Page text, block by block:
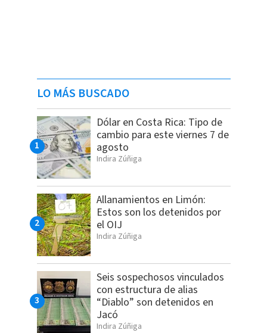
LO MÁS BUSCADO
Dólar en Costa Rica: Tipo de
cambio para este viernes 7 de
agosto
Indira Zúñiga
Allanamientos en Limón:
Estos son los detenidos por
el OIJ
Indira Zúñiga
Seis sospechosos vinculados
con estructura de alias
“Diablo” son detenidos en
Jacó
Indira Zúñiga